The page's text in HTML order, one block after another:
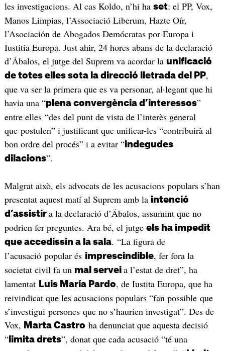
les investigacions. Al cas Koldo, n’hi ha set: el PP, Vox,
Manos Limpias, l’Associació Liberum, Hazte Oír,
l’Asociación de Abogados Demócratas por Europa i
Iustitia Europa. Just ahir, 24 hores abans de la declaració
d’Ábalos, el jutge del Suprem va acordar la unificació
de totes elles sota la direcció lletrada del PP,
que va ser la primera que es va personar, al·legant que hi
havia una “plena convergència d’interessos”
entre elles “des del punt de vista de l’interès general
que postulen” i justificant que unificar-les “contribuirà al
bon ordre del procés” i a evitar “indegudes
dilacions”.
Malgrat això, els advocats de les acusacions populars s’han
presentat aquest matí al Suprem amb la intenció
d’assistir a la declaració d’Ábalos, assumint que no
podrien fer preguntes. Ara bé, el jutge els ha impedit
que accedissin a la sala. “La figura de
l’acusació popular és imprescindible, fer fora la
societat civil fa un mal servei a l’estat de dret”, ha
lamentat Luis María Pardo, de Iustita Europa, que ha
reivindicat que les acusacions populars “fan possible que
s’investigui persones que no s’haurien investigat”. Des de
Vox, Marta Castro ha denunciat que aquesta decisió
“limita drets”, donat que cada acusació “té una